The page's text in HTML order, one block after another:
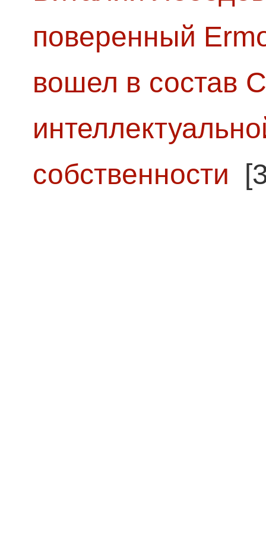
поверенный
вошел в состав
собственности